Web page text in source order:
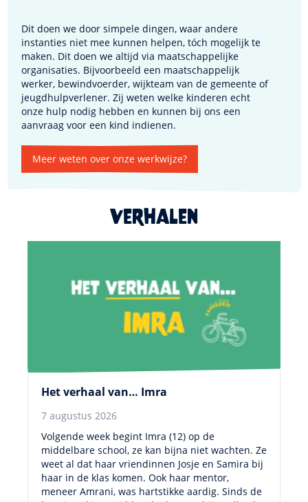
Dit doen we door simpele dingen, waar andere
instanties niet mee kunnen helpen, tóch mogelijk te
maken. Dit doen we altijd via maatschappelijke
organisaties. Bijvoorbeeld een maatschappelijk
werker, bewindvoerder, wijkteam van de gemeente of
jeugdhulpverlener. Zij weten welke kinderen echt
onze hulp nodig hebben en kunnen bij ons een
aanvraag voor een kind indienen.
Meer weten over onze werkwijze?
Verhalen
Het verhaal van… Imra
7 augustus 2026
Volgende week begint Imra (12) op de
middelbare school, ze kan bijna niet wachten. Ze
weet al dat haar vriendinnen Josje en Samira bij
haar in de klas komen. Ook haar mentor,
meneer Amrani, was hartstikke aardig. Sinds de